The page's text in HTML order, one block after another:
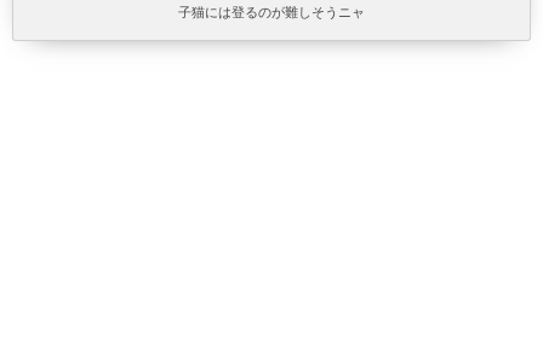
子猫には登るのが難しそうニャ